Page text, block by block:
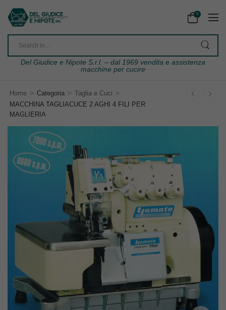
0
Del Giudice e Nipote S.r.l. – dal 1969 vendita e assistenza
macchine per cucire
Home > Categoria > Taglia e Cuci >
MACCHINA TAGLIACUCE 2 AGHI 4 FILI PER
MAGLIERIA